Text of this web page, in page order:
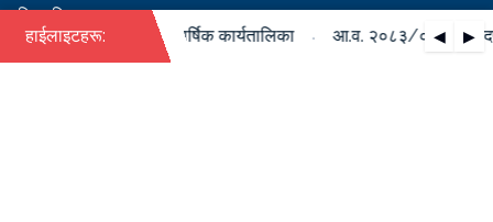
सिफारिस
हाईलाइटहरू: ◀ ▶
को पदपूर्ति सम्बन्धी वार्षिक कार्यतालिका आ.व. २०८३/०८४ को